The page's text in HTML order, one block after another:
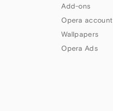
Add-ons
Opera account
Wallpapers
Opera Ads